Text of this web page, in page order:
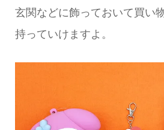
玄関などに飾っておいて買い
持っていけますよ。